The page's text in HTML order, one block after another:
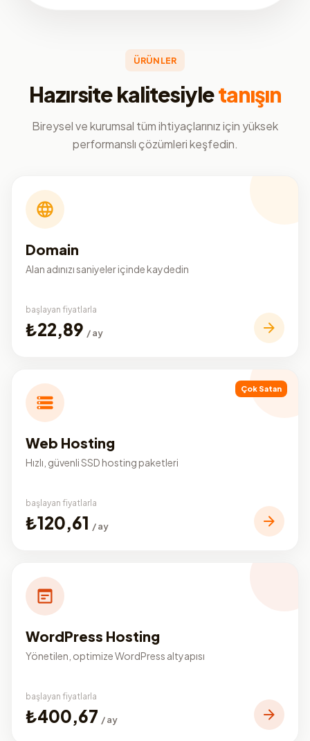
ÜRÜNLER
Hazırsite kalitesiyletanışın
Bireysel ve kurumsal tüm ihtiyaçlarınız için yüksek
performanslı çözümleri keşfedin.
Domain
Alan adınızı saniyeler içinde kaydedin
başlayan fiyatlarla
₺22,89 / ay
Çok Satan
Web Hosting
Hızlı, güvenli SSD hosting paketleri
başlayan fiyatlarla
₺120,61 / ay
WordPress Hosting
Yönetilen, optimize WordPress altyapısı
başlayan fiyatlarla
₺400,67 / ay